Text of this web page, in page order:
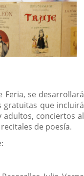
se desarrollará
gratuitas que incluirá
adultos, conciertos al
de poesía.